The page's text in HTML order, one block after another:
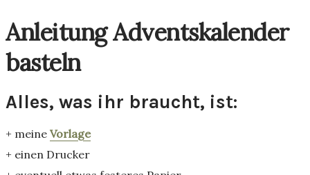
Anleitung Adventskalender
basteln
Alles, was ihr braucht, ist:
+ meine Vorlage
+ einen Drucker